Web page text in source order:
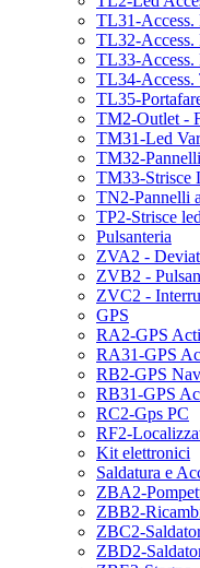
TL31-Access.
TL32-Access.
TL33-Access.
TL34-Access.
TL35-
TM2-Outlet -
TM31-Led
TM32-
TM33-Strisce
TN2-Pannelli
TP2-Strisce led
Pulsanteria
ZVA2 -
ZVB2 -
ZVC2 -
GPS
RA2-GPS
RA31-GPS
RB2-GPS
RB31-GPS
RC2-Gps PC
RF2-
Kit elettronici
Saldatura e
ZBA2-
ZBB2-
ZBC2-
ZBD2-